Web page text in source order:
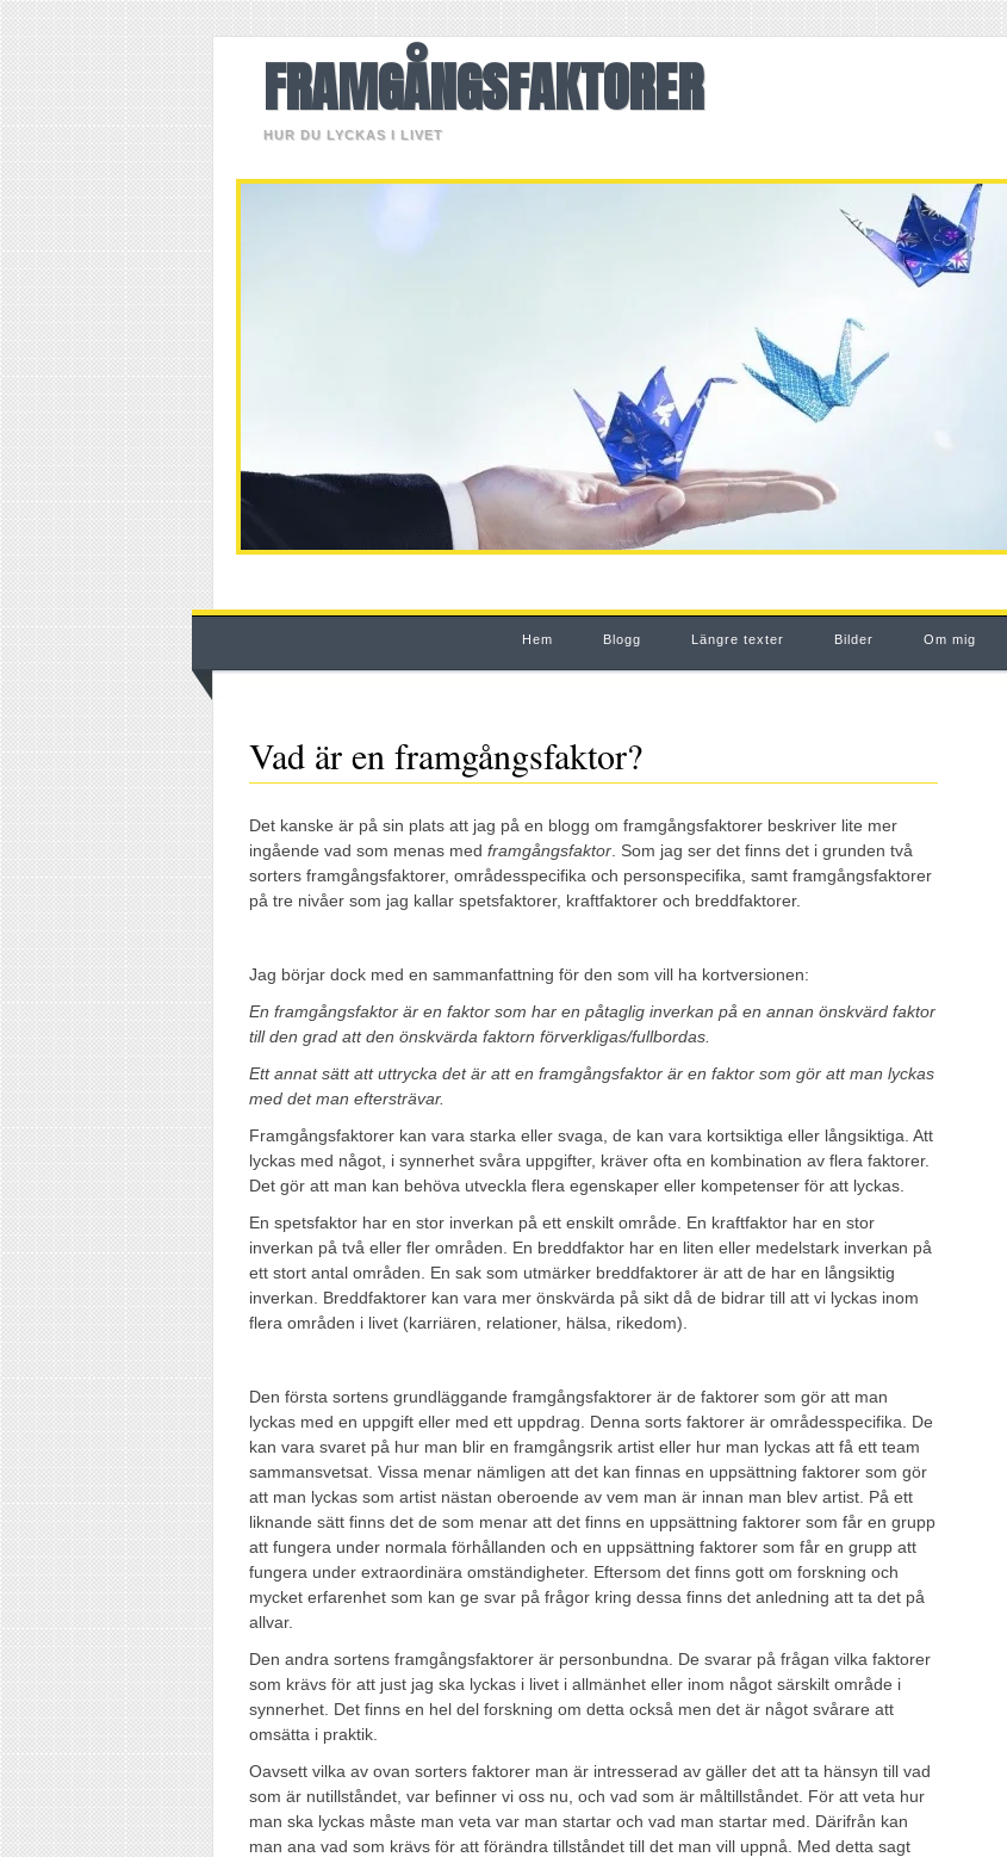
FRAMGÅNGSFAKTORER
HUR DU LYCKAS I LIVET
Hem Blogg Längre texter Bilder Om mig
Vad är en framgångsfaktor?
Det kanske är på sin plats att jag på en blogg om framgångsfaktorer beskriver lite mer
ingående vad som menas med framgångsfaktor . Som jag ser det finns det i grunden två
sorters framgångsfaktorer, områdesspecifika och personspecifika, samt framgångsfaktorer
på tre nivåer som jag kallar spetsfaktorer, kraftfaktorer och breddfaktorer.
Jag börjar dock med en sammanfattning för den som vill ha kortversionen:
En framgångsfaktor är en faktor som har en påtaglig inverkan på en annan önskvärd faktor
till den grad att den önskvärda faktorn förverkligas/fullbordas.
Ett annat sätt att uttrycka det är att en framgångsfaktor är en faktor som gör att man lyckas
med det man eftersträvar.
Framgångsfaktorer kan vara starka eller svaga, de kan vara kortsiktiga eller långsiktiga. Att
lyckas med något, i synnerhet svåra uppgifter, kräver ofta en kombination av flera faktorer.
Det gör att man kan behöva utveckla flera egenskaper eller kompetenser för att lyckas.
En spetsfaktor har en stor inverkan på ett enskilt område. En kraftfaktor har en stor
inverkan på två eller fler områden. En breddfaktor har en liten eller medelstark inverkan på
ett stort antal områden. En sak som utmärker breddfaktorer är att de har en långsiktig
inverkan. Breddfaktorer kan vara mer önskvärda på sikt då de bidrar till att vi lyckas inom
flera områden i livet (karriären, relationer, hälsa, rikedom).
Den första sortens grundläggande framgångsfaktorer är de faktorer som gör att man
lyckas med en uppgift eller med ett uppdrag. Denna sorts faktorer är områdesspecifika. De
kan vara svaret på hur man blir en framgångsrik artist eller hur man lyckas att få ett team
sammansvetsat. Vissa menar nämligen att det kan finnas en uppsättning faktorer som gör
att man lyckas som artist nästan oberoende av vem man är innan man blev artist. På ett
liknande sätt finns det de som menar att det finns en uppsättning faktorer som får en grupp
att fungera under normala förhållanden och en uppsättning faktorer som får en grupp att
fungera under extraordinära omständigheter. Eftersom det finns gott om forskning och
mycket erfarenhet som kan ge svar på frågor kring dessa finns det anledning att ta det på
allvar.
Den andra sortens framgångsfaktorer är personbundna. De svarar på frågan vilka faktorer
som krävs för att just jag ska lyckas i livet i allmänhet eller inom något särskilt område i
synnerhet. Det finns en hel del forskning om detta också men det är något svårare att
omsätta i praktik.
Oavsett vilka av ovan sorters faktorer man är intresserad av gäller det att ta hänsyn till vad
som är nutillståndet, var befinner vi oss nu, och vad som är måltillståndet. För att veta hur
man ska lyckas måste man veta var man startar och vad man startar med. Därifrån kan
man ana vad som krävs för att förändra tillståndet till det man vill uppnå. Med detta sagt